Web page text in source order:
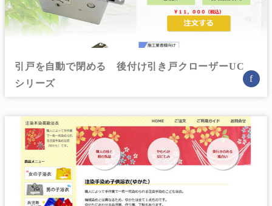
引戸を自動で閉める 後付け引き戸クローザーUC
シリーズ
f